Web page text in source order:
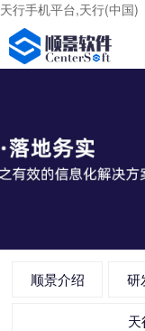
天行手机平台,天行(中国)
顺景介绍 研